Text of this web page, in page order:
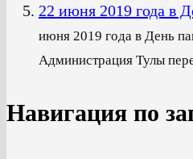
22 июня 2019 года в
июня 2019 года в День
Администрация Тулы
Навигация по